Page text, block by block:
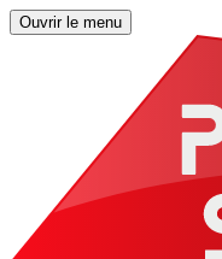
Ouvrir le menu